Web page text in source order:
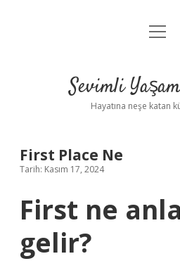
Anasayfa
Yasal
Sevimli
Hayatına neşe katan
First Place Ne
Tarih: Kasım 17, 2024
First ne
gelir?